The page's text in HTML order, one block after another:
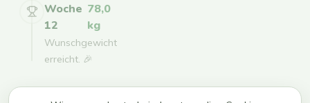
Woche
12
78,0
kg
Wunschgewicht
erreicht. 🎉